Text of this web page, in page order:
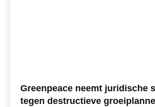
Greenpeace neemt juridische
tegen destructieve